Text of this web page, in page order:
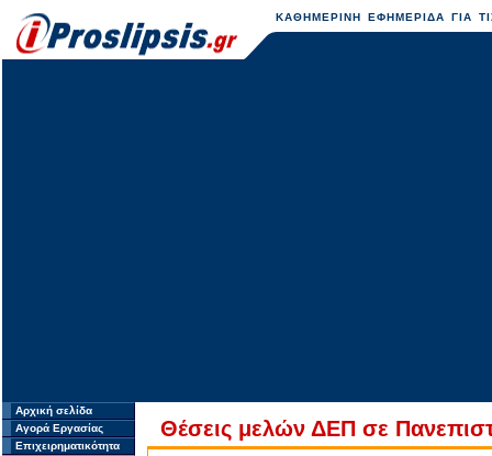
ΚΑΘΗΜΕΡΙΝΗ ΕΦΗΜΕΡΙΔΑ ΓΙΑ
Αρχική σελίδα
Αγορά Εργασίας
Επιχειρηματικότητα
Θέσεις μελών ΔΕΠ σε